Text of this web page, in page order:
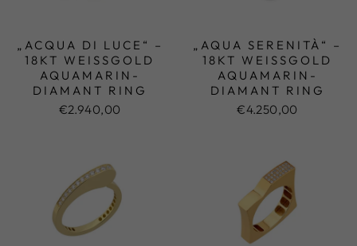
„ACQUA DI LUCE“ –
18KT WEISSGOLD A
QUAMARIN-D
IAMANT RING
€2.940,00
„AQUA SERENITÀ“ –
18KT WEISSGOLD A
QUAMARIN-D
IAMANT RING
€4.250,00